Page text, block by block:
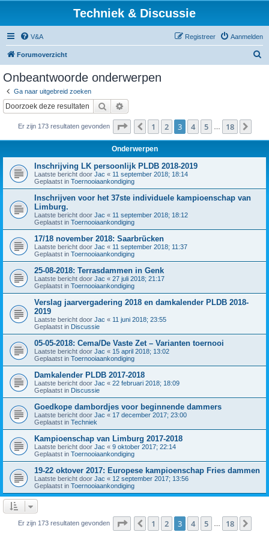
Techniek & Discussie
V&A Aanmelden
Registreer
Forumoverzicht
Onbeantwoorde onderwerpen
Ga naar uitgebreid zoeken
Zoek
Er zijn 173 resultaten gevonden Pagina van 18
Vorige
1 2 3 4 5 18
Onderwerpen
Inschrijving LK persoonlijk PLDB 2018-2019
Laatste bericht door Jac « 11 september 2018; 18:14
Geplaatst in Toernooiaankondiging
Inschrijven voor het 37ste individuele kampioenschap van
Limburg.
Laatste bericht door Jac « 11 september 2018; 18:12
Geplaatst in Toernooiaankondiging
17/18 november 2018: Saarbrücken
Laatste bericht door Jac « 11 september 2018; 11:37
Geplaatst in Toernooiaankondiging
25-08-2018: Terrasdammen in Genk
Laatste bericht door Jac « 27 juli 2018; 21:17
Geplaatst in Toernooiaankondiging
Verslag jaarvergadering 2018 en damkalender PLDB 2018-
2019
Laatste bericht door Jac « 11 juni 2018; 23:55
Geplaatst in Discussie
05-05-2018: Cema/De Vaste Zet – Varianten toernooi
Laatste bericht door Jac « 15 april 2018; 13:02
Geplaatst in Toernooiaankondiging
Damkalender PLDB 2017-2018
Laatste bericht door Jac « 22 februari 2018; 18:09
Geplaatst in Discussie
Goedkope dambordjes voor beginnende dammers
Laatste bericht door Jac « 17 december 2017; 23:00
Geplaatst in Techniek
Kampioenschap van Limburg 2017-2018
Laatste bericht door Jac « 9 oktober 2017; 22:14
Geplaatst in Toernooiaankondiging
19-22 oktover 2017: Europese kampioenschap Fries dammen
Laatste bericht door Jac « 12 september 2017; 13:56
Geplaatst in Toernooiaankondiging
Er zijn 173 resultaten gevonden Pagina van 18
Vorige
1 2 3 4 5 18